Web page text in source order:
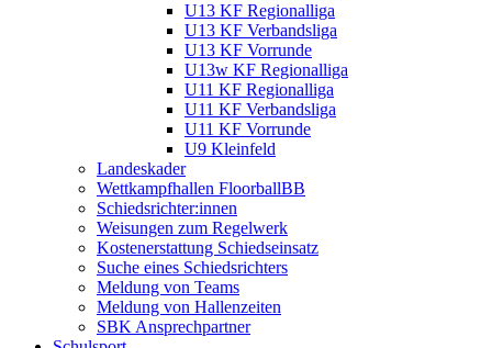
U13 KF Regionalliga
U13 KF Verbandsliga
U13 KF Vorrunde
U13w KF Regionalliga
U11 KF Regionalliga
U11 KF Verbandsliga
U11 KF Vorrunde
U9 Kleinfeld
Landeskader
Wettkampfhallen FloorballBB
Schiedsrichter:innen
Weisungen zum Regelwerk
Kostenerstattung Schiedseinsatz
Suche eines Schiedsrichters
Meldung von Teams
Meldung von Hallenzeiten
SBK Ansprechpartner